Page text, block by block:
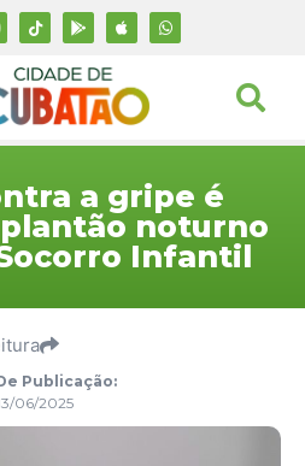
a gripe é
noturno
Infantil
Publicação:
06/2025